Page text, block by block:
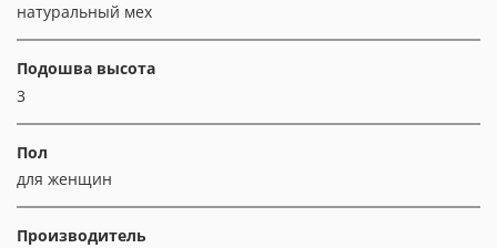
натуральный мех
Подошва высота
3
Пол
для женщин
Производитель